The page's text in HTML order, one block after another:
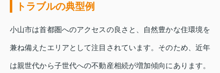
トラブルの典型例
小山市は首都圏へのアクセスの良さと、自然豊かな住環境を
兼ね備えたエリアとして注目されています。そのため、近年
は親世代から子世代への不動産相続が増加傾向にあります。